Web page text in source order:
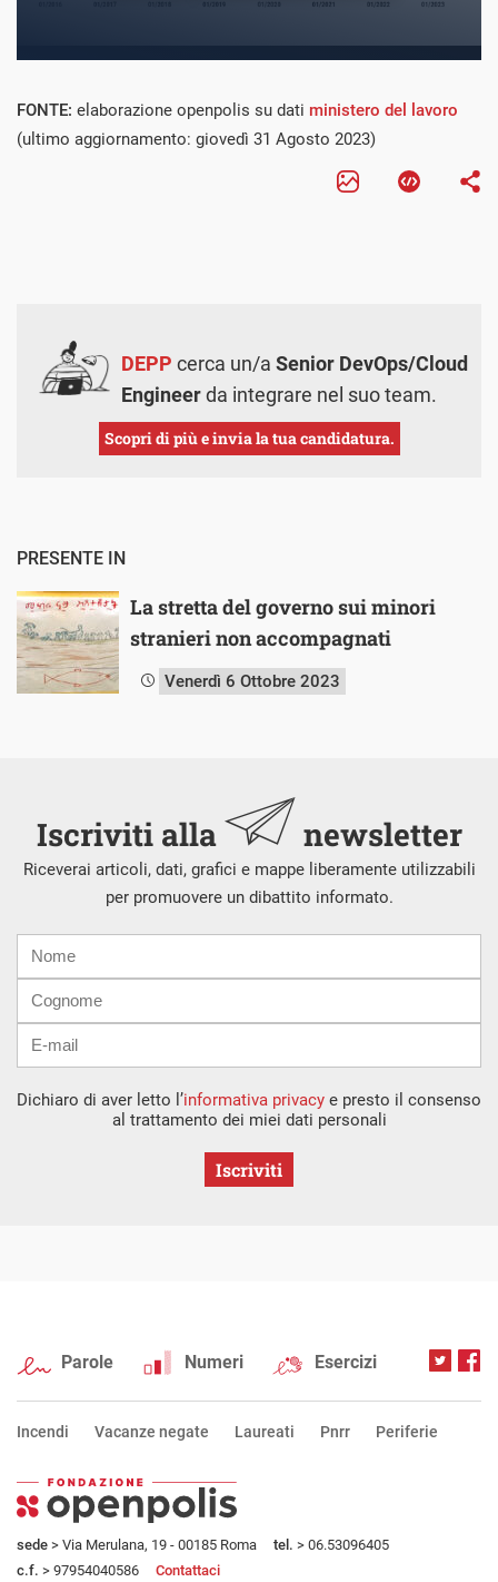
FONTE: elaborazione openpolis su dati ministero del lavoro
(ultimo aggiornamento: giovedì 31 Agosto 2023)
DEPP cerca un/a Senior DevOps/Cloud
Engineerda integrare nel suo team.
Scopri di più e invia la tua candidatura.
PRESENTE IN
La stretta del governo sui minori
stranieri non accompagnati
Venerdì 6 Ottobre 2023
Iscriviti alla newsletter
Riceverai articoli, dati, grafici e mappe liberamente utilizzabili
per promuovere un dibattito informato.
mail
Dichiaro di aver letto l’informativa privacy e presto il consenso
al trattamento dei miei dati personali
Iscriviti
Parole Numeri Esercizi
Incendi Vacanze negate Laureati Pnrr Periferie
sede > Via Merulana, 19 - 00185 Roma tel. > 06.53096405
c.f. > 97954040586 Contattaci